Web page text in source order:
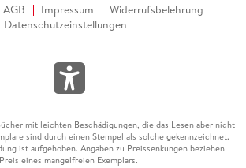
AGB Impressum
Widerrufsbelehrung
Datenschutzeinstellungen
mit leichten Beschädigungen, die das Lesen aber nicht
sind durch einen Stempel als solche gekennzeichnet.
ist aufgehoben. Angaben zu Preissenkungen beziehen
eines mangelfreien Exemplars.